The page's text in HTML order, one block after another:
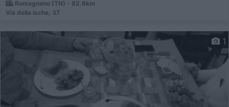
Romagnano (TN) - 82.6km
Via delle Ische, 37
1